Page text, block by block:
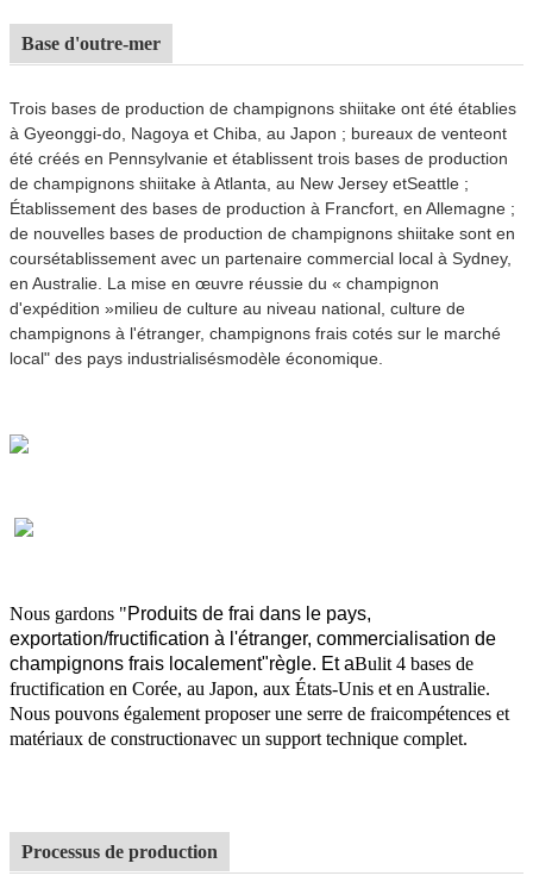
Base d'outre-mer
Trois bases de production de champignons shiitake ont été établies
à Gyeonggi-do, Nagoya et Chiba, au Japon ; bureaux de venteont
été créés en Pennsylvanie et établissent trois bases de production
de champignons shiitake à Atlanta, au New Jersey etSeattle ;
Établissement des bases de production à Francfort, en Allemagne ;
de nouvelles bases de production de champignons shiitake sont en
coursétablissement avec un partenaire commercial local à Sydney,
en Australie. La mise en œuvre réussie du « champignon
d'expédition »milieu de culture au niveau national, culture de
champignons à l'étranger, champignons frais cotés sur le marché
local" des pays industrialisésmodèle économique.
Nous gardons "Produits de frai dans le pays,
exportation/fructification à l'étranger, commercialisation de
champignons frais localement"règle. Et aBulit 4 bases de
fructification en Corée, au Japon, aux États-Unis et en Australie.
Nous pouvons également proposer une serre de fraicompétences et
matériaux de constructionavec un support technique complet.
Processus de production